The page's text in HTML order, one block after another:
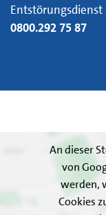
0800.292 75 87
Kundenzentrum
An dieser
von
werden,
Cookies